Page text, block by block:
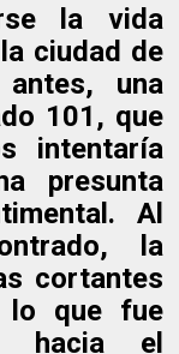
la vida
ciudad de
una
101, que
intentaría
presunta
Al
la
cortantes
lo que fue
hacia el